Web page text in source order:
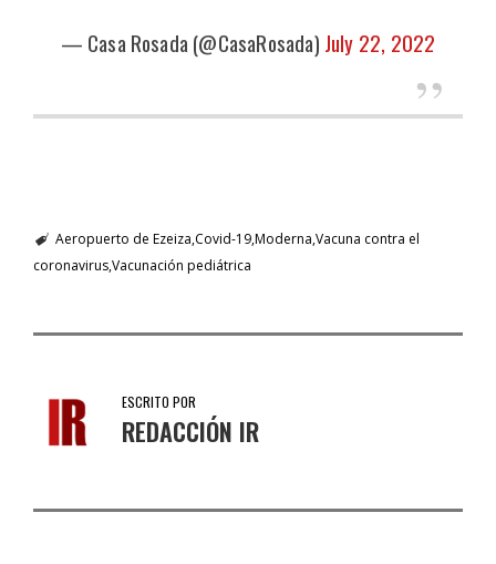
— Casa Rosada (@CasaRosada) July 22, 2022
Aeropuerto de Ezeiza Covid-19Moderna Vacuna contra el
coronavirusVacunación pediátrica
ESCRITO POR
REDACCIÓN IR